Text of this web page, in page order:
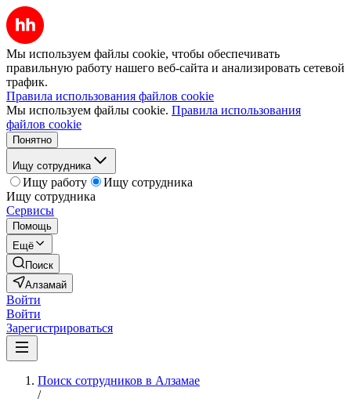
Мы используем файлы cookie, чтобы обеспечивать
правильную работу нашего веб-сайта и анализировать сетевой
трафик.
Правила использования файлов cookie
Мы используем файлы cookie. Правила использования
файлов cookie
Понятно
Ищу сотрудника
Ищу работу
Ищу сотрудника
Ищу сотрудника
Сервисы
Помощь
Ещё
Поиск
Алзамай
Войти
Войти
Зарегистрироваться
Поиск сотрудников в Алзамае
/